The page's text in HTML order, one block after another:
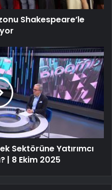
Shakespeare’le
Sektörüne Yatırımcı
| 8 Ekim 2025